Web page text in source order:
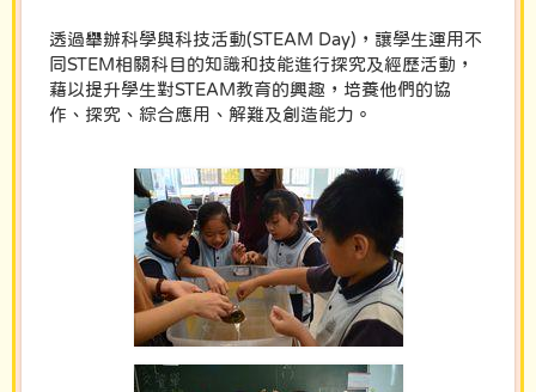
透過舉辦科學與科技活動(STEAM Day)，讓學生運用不
同STEM相關科目的知識和技能進行探究及經歷活動，
藉以提升學生對STEAM教育的興趣，培養他們的協
作、探究、綜合應用、解難及創造能力。